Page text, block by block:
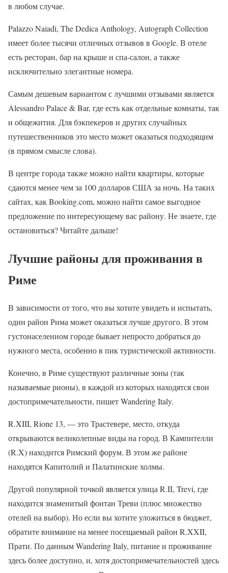
в любом случае.
Palazzo Naiadi, The Dedica Anthology, Autograph Collection
имеет более тысячи отличных отзывов в Google. В отеле
есть ресторан, бар на крыше и спа-салон, а также
исключительно элегантные номера.
Самым дешевым вариантом с лучшими отзывами является
Alessandro Palace & Bar, где есть как отдельные комнаты, так
и общежития. Для бэкпекеров и других случайных
путешественников это место может оказаться подходящим
(в прямом смысле слова).
В центре города также можно найти квартиры, которые
сдаются менее чем за 100 долларов США за ночь. На таких
сайтах, как Booking.com, можно найти самое выгодное
предложение по интересующему вас району. Не знаете, где
остановиться? Читайте дальше!
Лучшие районы для проживания в
Риме
В зависимости от того, что вы хотите увидеть и испытать,
один район Рима может оказаться лучше другого. В этом
густонаселенном городе бывает непросто добраться до
нужного места, особенно в пик туристической активности.
Конечно, в Риме существуют различные зоны (так
называемые рионы), в каждой из которых находятся свои
достопримечательности, пишет Wandering Italy.
R.XIII, Rione 13, — это Трастевере, место, откуда
открываются великолепные виды на город. В Кампителли
(R.X) находится Римский форум. В этом же районе
находятся Капитолий и Палатинские холмы.
Другой популярной точкой является улица R.II, Trevi, где
находится знаменитый фонтан Треви (плюс множество
отелей на выбор). Но если вы хотите уложиться в бюджет,
обратите внимание на менее посещаемый район R.XXII,
Прати. По данным Wandering Italy, питание и проживание
здесь более доступно, и, хотя достопримечательностей здесь